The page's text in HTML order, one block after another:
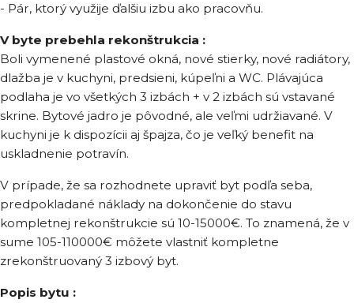
- Pár, ktorý využije ďalšiu izbu ako pracovňu.
V byte prebehla rekonštrukcia :
Boli vymenené plastové okná, nové stierky, nové radiátory,
dlažba je v kuchyni, predsieni, kúpeľni a WC. Plávajúca
podlaha je vo všetkých 3 izbách + v 2 izbách sú vstavané
skrine. Bytové jadro je pôvodné, ale veľmi udržiavané. V
kuchyni je k dispozícii aj špajza, čo je veľký benefit na
uskladnenie potravín.
V prípade, že sa rozhodnete upraviť byt podľa seba,
predpokladané náklady na dokončenie do stavu
kompletnej rekonštrukcie sú 10-15000€. To znamená, že v
sume 105-110000€ môžete vlastniť kompletne
zrekonštruovaný 3 izbový byt.
Popis bytu :